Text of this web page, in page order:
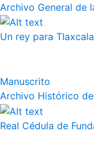
Archivo General de
Un rey para
Manuscrito
Archivo Histórico
Real Cédula de